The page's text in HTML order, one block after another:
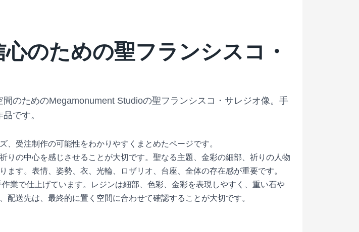
のための聖フランシスコ・
のためのMegamonument Studioの聖フランシスコ・サレジオ像。手
です。
受注制作の可能性をわかりやすくまとめたページです。
の中心を感じさせることが大切です。聖なる主題、金彩の細部、祈りの人物
す。表情、姿勢、衣、光輪、ロザリオ、台座、全体の存在感が重要です。
業で仕上げています。レジンは細部、色彩、金彩を表現しやすく、重い石や
送先は、最終的に置く空間に合わせて確認することが大切です。